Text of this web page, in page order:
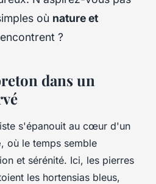
où nature et
?
dans un
s'épanouit au cœur d'un
, où le temps semble
et sérénité. Ici, les pierres
les hortensias bleus,